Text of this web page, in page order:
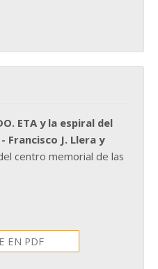
ETA y la espiral del
Francisco J. Llera y
centro memorial de las
EN PDF